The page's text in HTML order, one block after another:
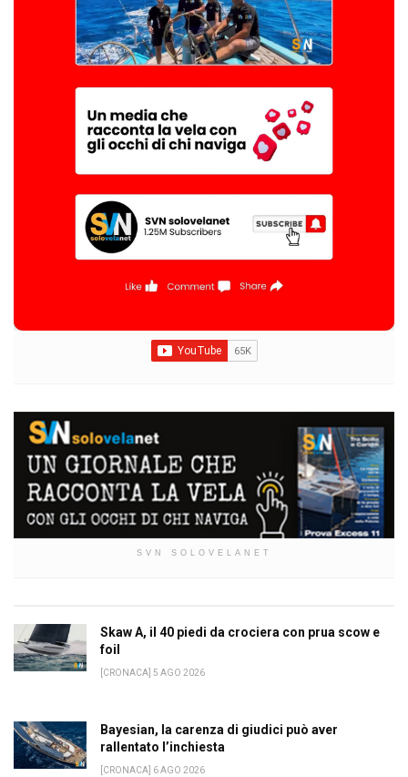
SVN SOLOVELANET
Skaw A, il 40 piedi da crociera con prua scow e
foil
[CRONACA] 5 AGO 2026
Bayesian, la carenza di giudici può aver
rallentato l’inchiesta
[CRONACA] 6 AGO 2026